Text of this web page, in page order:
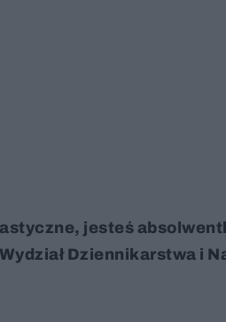
jesteś
Dziennikarstwa i